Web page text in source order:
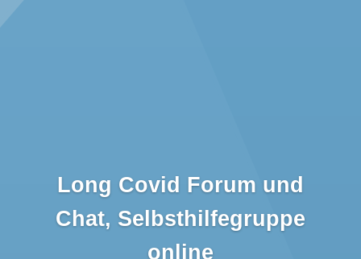
Long Covid Forum und
Chat, Selbsthilfegruppe
online